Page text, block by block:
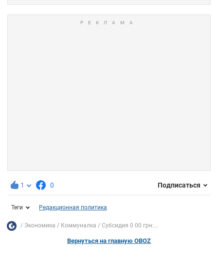
1 0 Подписаться
Теги Редакционная политика
Экономика Коммуналка Субсидия 0 00 грн:...
Вернуться на главную OBOZ